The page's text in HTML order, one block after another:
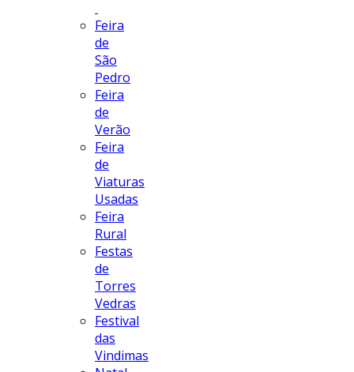
Feira
de
São
Pedro
Feira
de
Verão
Feira
de
Viaturas
Usadas
Feira
Rural
Festas
de
Torres
Vedras
Festival
das
Vindimas